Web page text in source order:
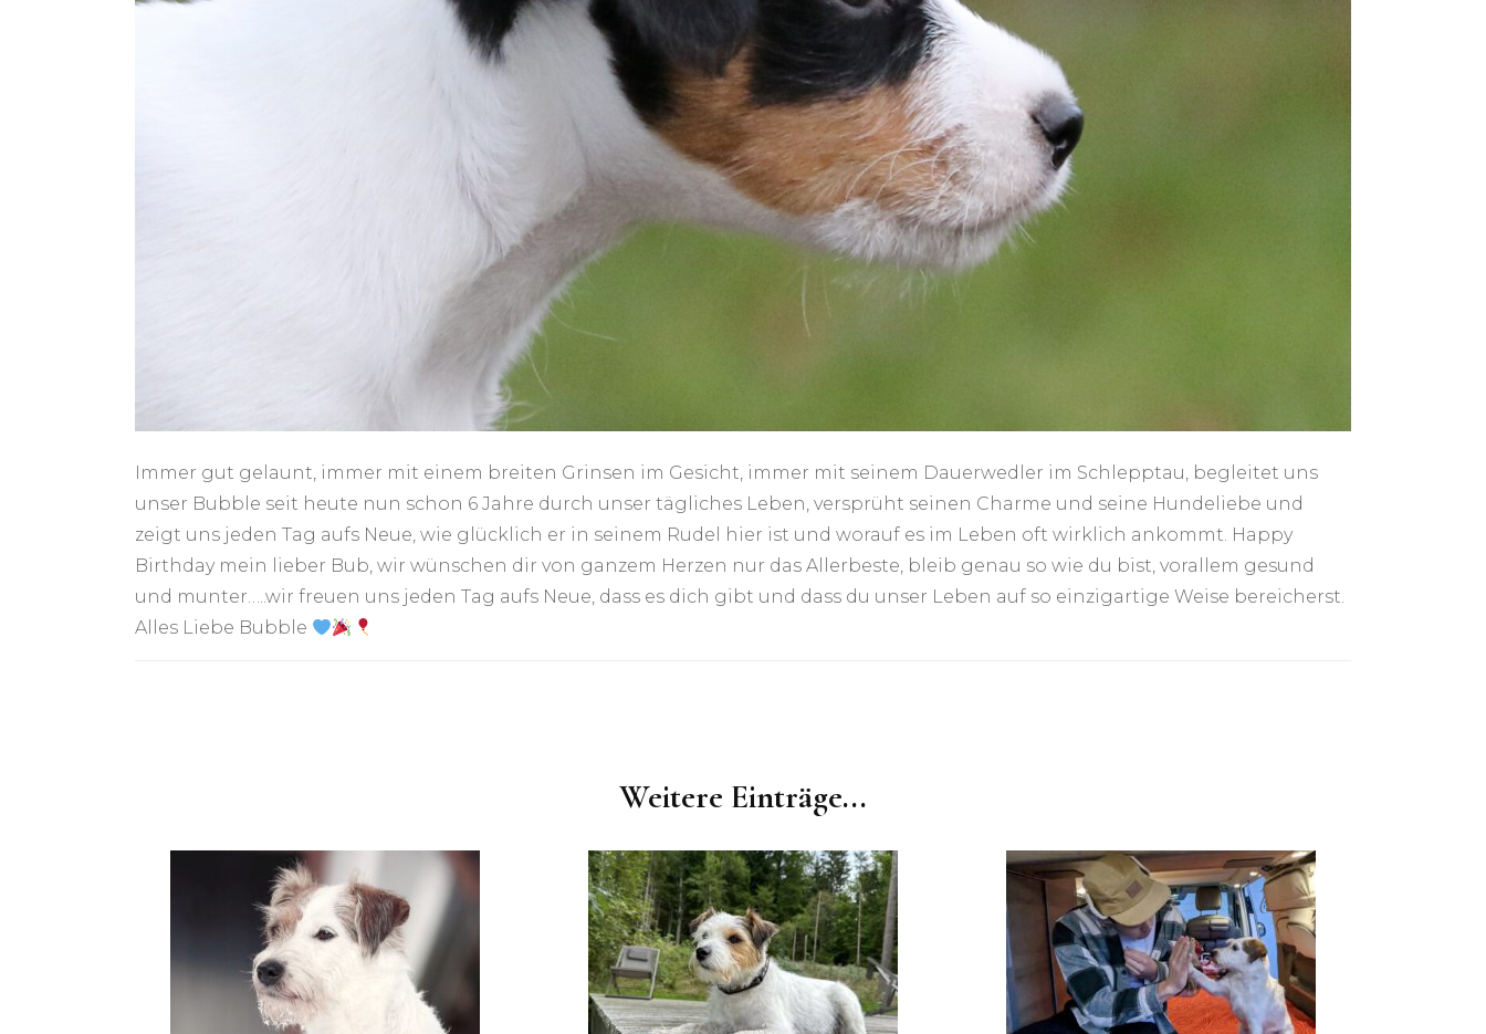
Immer gut gelaunt, immer mit einem breiten Grinsen im Gesicht, immer mit seinem Dauerwedler im Schlepptau, begleitet uns
unser Bubble seit heute nun schon 6 Jahre durch unser tägliches Leben, versprüht seinen Charme und seine Hundeliebe und
zeigt uns jeden Tag aufs Neue, wie glücklich er in seinem Rudel hier ist und worauf es im Leben oft wirklich ankommt. Happy
Birthday mein lieber Bub, wir wünschen dir von ganzem Herzen nur das Allerbeste, bleib genau so wie du bist, vorallem gesund
und munter…..wir freuen uns jeden Tag aufs Neue, dass es dich gibt und dass du unser Leben auf so einzigartige Weise bereicherst.
Alles Liebe Bubble
Weitere Einträge...